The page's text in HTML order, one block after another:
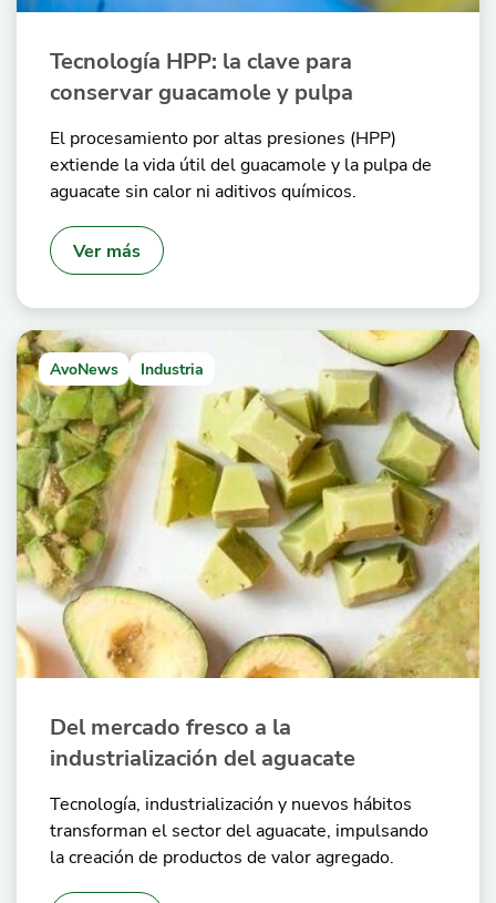
Tecnología HPP: la clave para
conservar guacamole y pulpa
El procesamiento por altas presiones (HPP)
extiende la vida útil del guacamole y la pulpa de
aguacate sin calor ni aditivos químicos.
Ver más
AvoNews Industria
Del mercado fresco a la
industrialización del aguacate
Tecnología, industrialización y nuevos hábitos
transforman el sector del aguacate, impulsando
la creación de productos de valor agregado.